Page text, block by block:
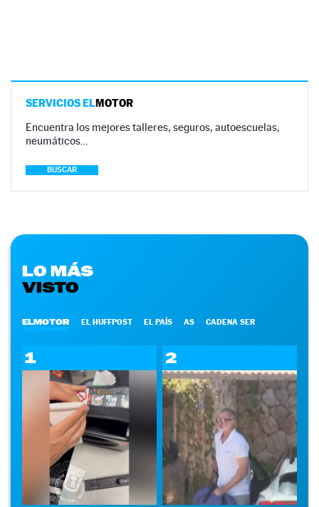
SERVICIOS ELMOTOR
Encuentra los mejores talleres, seguros, autoescuelas,
neumáticos…
BUSCAR
LO MÁS
VISTO
ELMOTOR EL HUFFPOST EL PAÍS AS CADENA SER
1 2